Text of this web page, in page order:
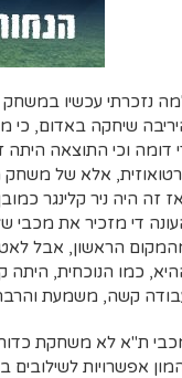
נזכרתי עכשיו
שיחקה באדום, כי
דומה וכי התוצאה היתה
אלא של
זה היה ניר קלינגר
די מזכיר את מכבי
הראשון, אבל
כמו הנוכחית, היתה
קשה, משמעת
ת"א לא משחקת
אפשרויות